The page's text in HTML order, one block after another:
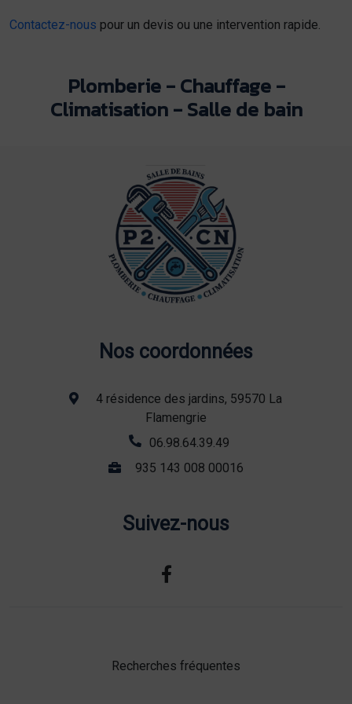
Contactez-nous pour un devis ou une intervention rapide.
Plomberie - Chauffage -
Climatisation - Salle de bain
Nos coordonnées
4 résidence des jardins, 59570 La
Flamengrie
06.98.64.39.49
935 143 008 00016
Suivez-nous
Recherches fréquentes